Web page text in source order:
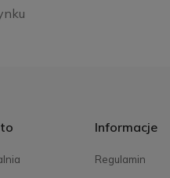
Informacje
Regulamin